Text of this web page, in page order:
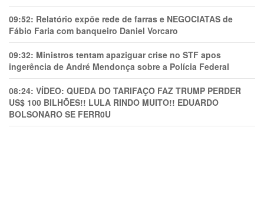
09:52: Relatório expõe rede de farras e NEGOCIATAS de
Fábio Faria com banqueiro Daniel Vorcaro
09:32: Ministros tentam apaziguar crise no STF apos
ingerência de André Mendonça sobre a Polícia Federal
08:24: VÍDEO: QUEDA DO TARIFAÇO FAZ TRUMP PERDER
US$ 100 BILHÕES!! LULA RINDO MUITO!! EDUARDO
BOLSONARO SE FERR0U